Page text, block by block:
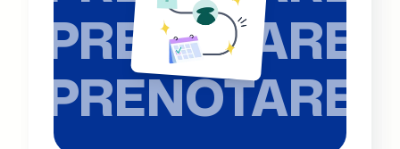
PRENOTARE
PRENOTARE